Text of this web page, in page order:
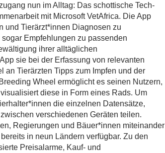
nun im Alltag: Das schottische Tech-
mit Microsoft VetAfrica. Die App
und Tierärzt*innen Diagnosen zu
Empfehlungen zu passenden
ihrer alltäglichen
sie bei der Erfassung von relevanten
an Tierärzten Tipps zum Impfen und der
Wheel ermöglicht es seinen Nutzern,
diese in Form eines Rads. Um
die einzelnen Datensätze,
verschiedenen Geräten teilen.
Regierungen und Bäuer*innen miteinander
in neun Ländern verfügbar. Zu den
Preisalarme, Kauf- und